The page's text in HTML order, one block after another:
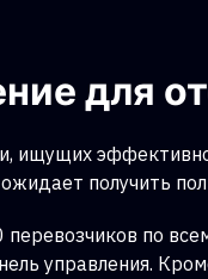
для
ищущих
получить
по
управления.